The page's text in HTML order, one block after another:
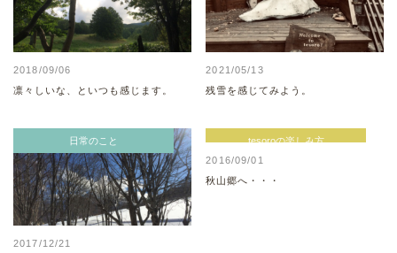
2018/09/06
凛々しいな、といつも感じます。
2021/05/13
残雪を感じてみよう。
日常のこと
2017/12/21
tesoroの楽しみ方
2016/09/01
秋山郷へ・・・